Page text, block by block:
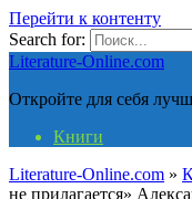
Перейти к контенту
Search for:
Literature-Online.com
Откройте для себя
Книги
Literature-Online.com »
не прилагается»